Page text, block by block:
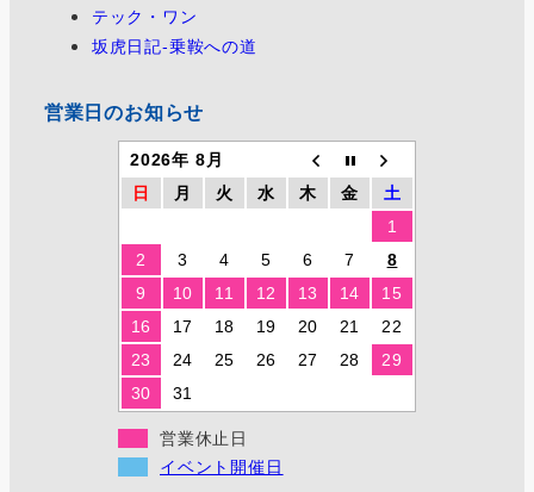
テック・ワン
坂虎日記-乗鞍への道
営業日のお知らせ
2026年 8月
日
月 火 水 木 金
土
1
2
3 4 5 6 7
8
9
10 11 12 13 14
15
16
17 18 19 20 21
22
23
24 25 26 27 28
29
30
31
営業休止日
イベント開催日